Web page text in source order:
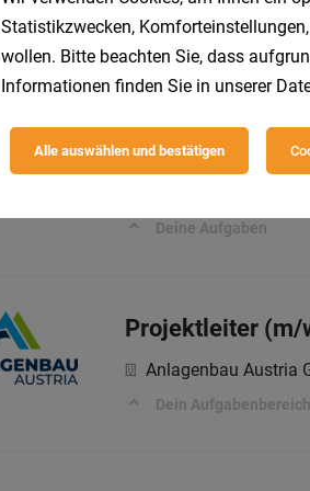
Caritas Kärnten
Dein Job in der
Lehrkraft für
Deine Aufgaben
Projektleiter (m/
Anlagenbau Austria
Dein Aufgabenbereich
Statistikzwecken,
wollen. Bitte beachten Sie, dass
Informationen finden Sie in unserer
Alle auswählen und bestätigen